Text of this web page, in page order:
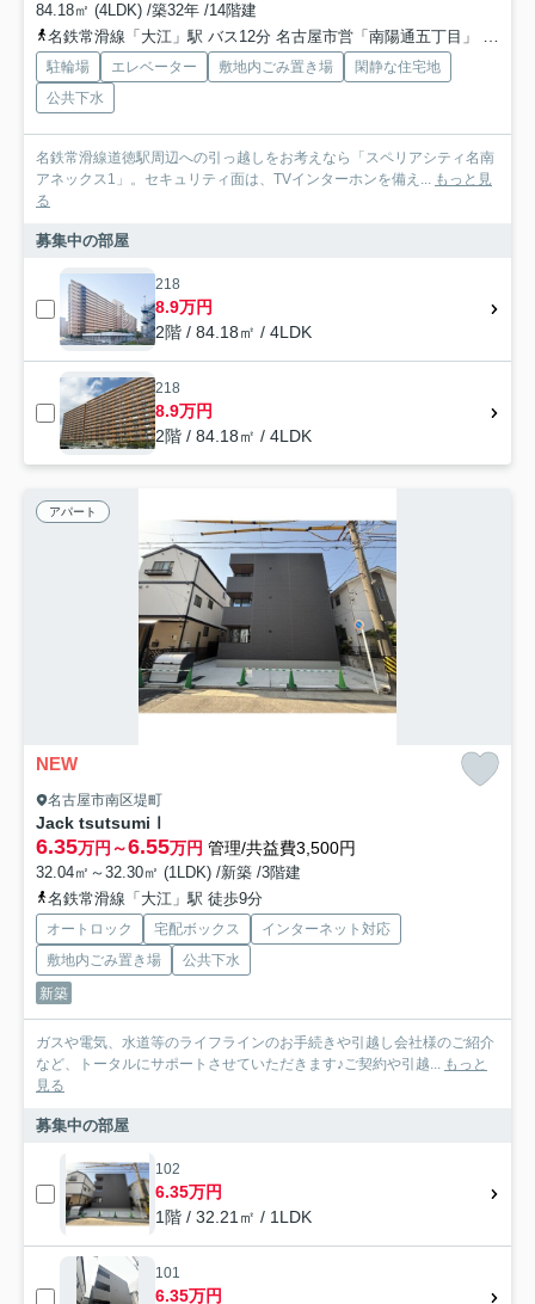
84.18㎡ (4LDK) /築32年 /14階建
名鉄常滑線「大江」駅 バス12分 名古屋市営「南陽通五丁目」 停歩6分
駐輪場 エレベーター 敷地内ごみ置き場
閑静な住宅地
公共下水
名鉄常滑線道徳駅周辺への引っ越しをお考えなら「スペリアシティ名南
アネックス1」。セキュリティ面は、TVインターホンを備え... もっと見
る
募集中の部屋
218
8.9万円
2階 / 84.18㎡ / 4LDK
218
8.9万円
2階 / 84.18㎡ / 4LDK
アパート
NEW
名古屋市南区堤町
Jack tsutsumiⅠ
6.35万円～6.55万円 管理/共益費3,500円
32.04㎡～32.30㎡ (1LDK) /新築 /3階建
名鉄常滑線「大江」駅 徒歩9分
オートロック 宅配ボックス
インターネット対応
敷地内ごみ置き場
公共下水
新築
ガスや電気、水道等のライフラインのお手続きや引越し会社様のご紹介
など、トータルにサポートさせていただきます♪ご契約や引越... もっと
見る
募集中の部屋
102
6.35万円
1階 / 32.21㎡ / 1LDK
101
6.35万円